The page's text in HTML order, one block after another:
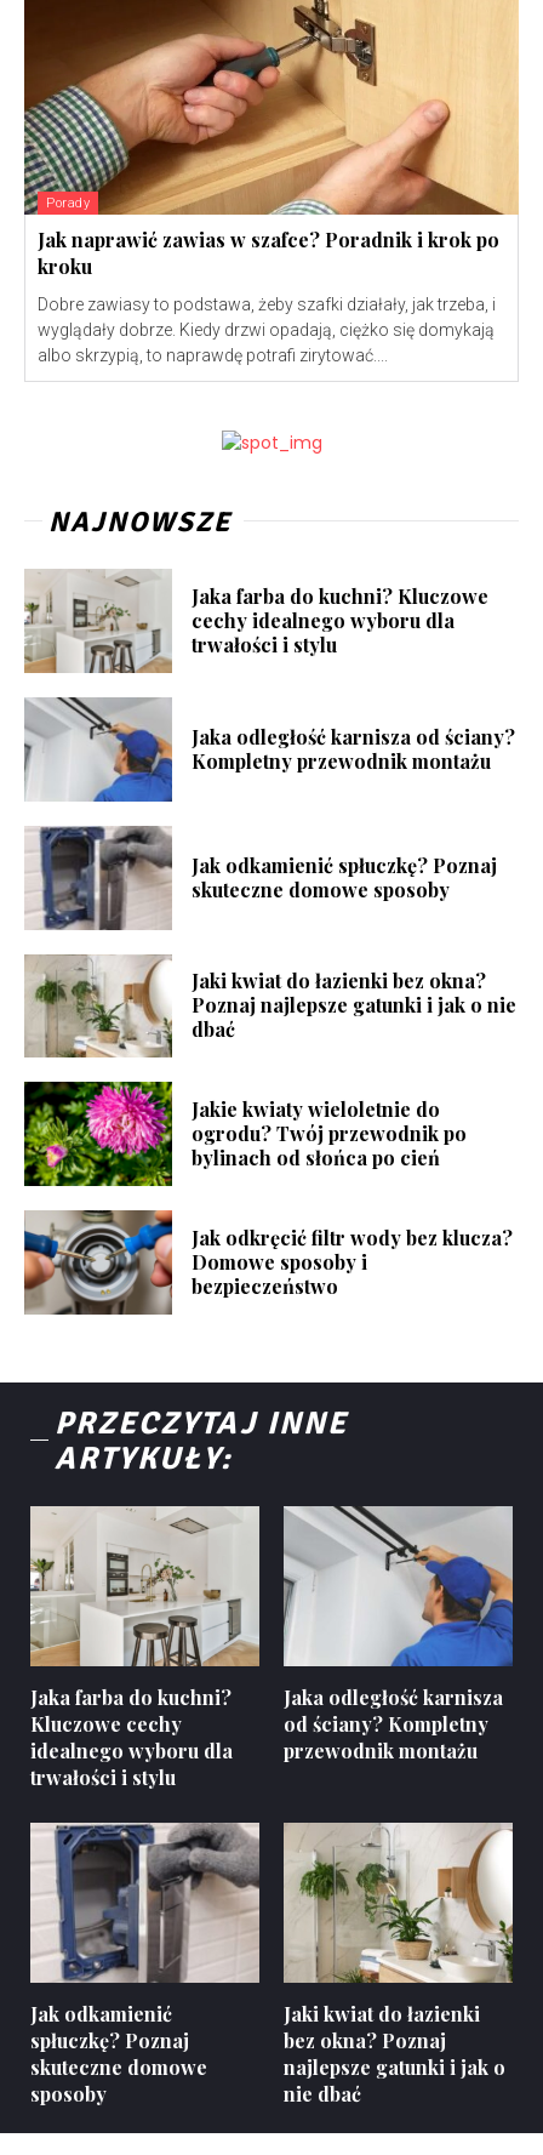
Porady
Jak naprawić zawias w szafce? Poradnik i krok po
kroku
Dobre zawiasy to podstawa, żeby szafki działały, jak trzeba, i
wyglądały dobrze. Kiedy drzwi opadają, ciężko się domykają
albo skrzypią, to naprawdę potrafi zirytować....
NAJNOWSZE
Jaka farba do kuchni? Kluczowe
cechy idealnego wyboru dla
trwałości i stylu
Jaka odległość karnisza od ściany?
Kompletny przewodnik montażu
Jak odkamienić spłuczkę? Poznaj
skuteczne domowe sposoby
Jaki kwiat do łazienki bez okna?
Poznaj najlepsze gatunki i jak o nie
dbać
Jakie kwiaty wieloletnie do
ogrodu? Twój przewodnik po
bylinach od słońca po cień
Jak odkręcić filtr wody bez klucza?
Domowe sposoby i
bezpieczeństwo
PRZECZYTAJ INNE
ARTYKUŁY:
Jaka farba do kuchni?
Kluczowe cechy
idealnego wyboru dla
trwałości i stylu
Jaka odległość karnisza
od ściany? Kompletny
przewodnik montażu
Jak odkamienić
spłuczkę? Poznaj
skuteczne domowe
sposoby
Jaki kwiat do łazienki
bez okna? Poznaj
najlepsze gatunki i jak o
nie dbać